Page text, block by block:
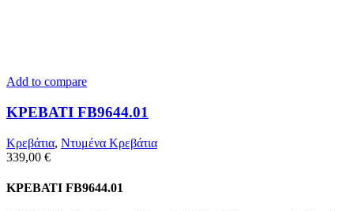
Add to compare
ΚΡΕΒΑΤΙ FB9644.01
Κρεβάτια, Ντυμένα Κρεβάτια
339,00 €
ΚΡΕΒΑΤΙ FB9644.01